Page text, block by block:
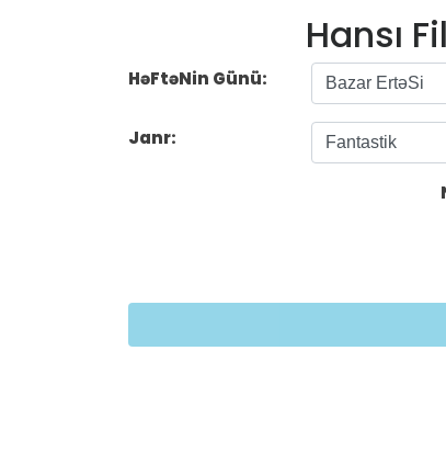
Hansı
HəFtəNin Günü:
Janr: